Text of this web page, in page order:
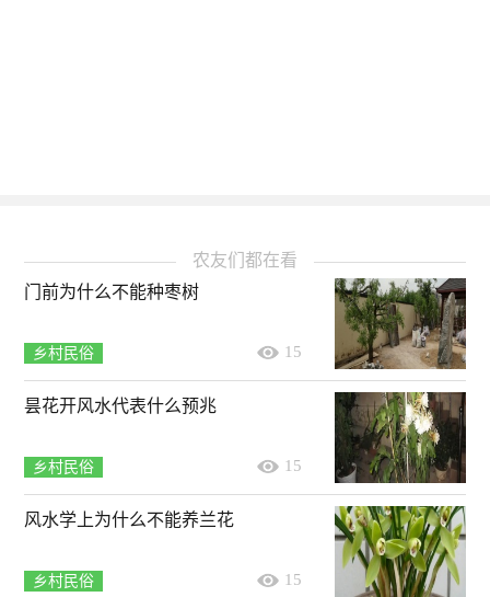
农友们都在看
门前为什么不能种枣树
乡村民俗 15
昙花开风水代表什么预兆
乡村民俗 15
风水学上为什么不能养兰花
乡村民俗 15